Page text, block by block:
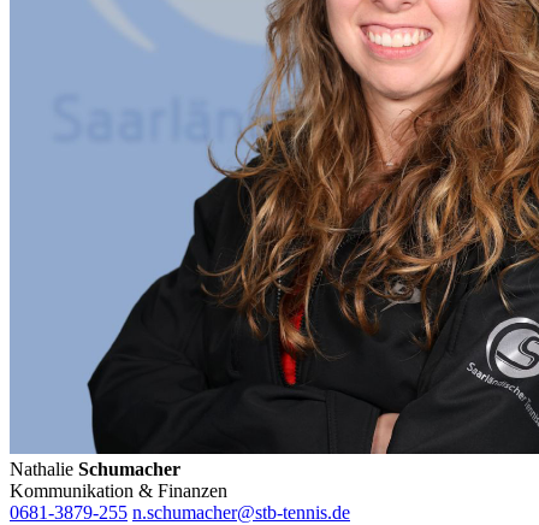
Nathalie Schumacher
Kommunikation & Finanzen
0681-3879-255 n.schumacher@stb-tennis.de